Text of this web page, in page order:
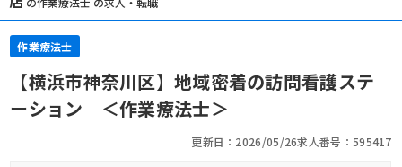
作業療法士
【横浜市神奈川区】地域密着の訪問看護ステ
ーション ＜作業療法士＞
更新日：2026/05/26求人番号：595417